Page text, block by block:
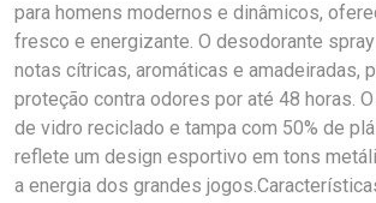
para homens modernos e dinâmicos,
fresco e energizante. O desodorante
notas cítricas, aromáticas e amadeiradas,
proteção contra odores por até 48 horas.
de vidro reciclado e tampa com 50% de
reflete um design esportivo em tons
a energia dos grandes